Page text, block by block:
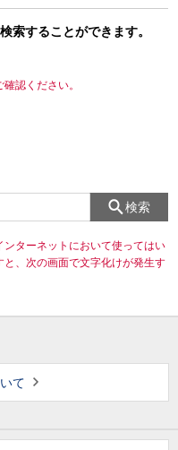
索することができます。
認ください。
検索
ンターネットにおいて使ってはい
、次の画面で文字化けが発生す
て